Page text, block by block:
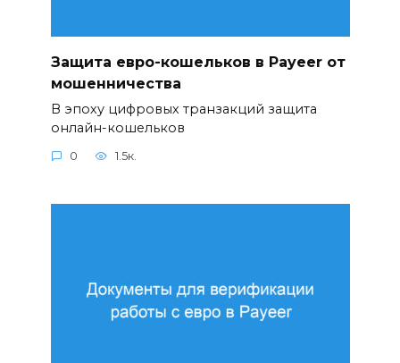
Защита евро-кошельков в Payeer от
мошенничества
В эпоху цифровых транзакций защита
онлайн-кошельков
0 1.5к.